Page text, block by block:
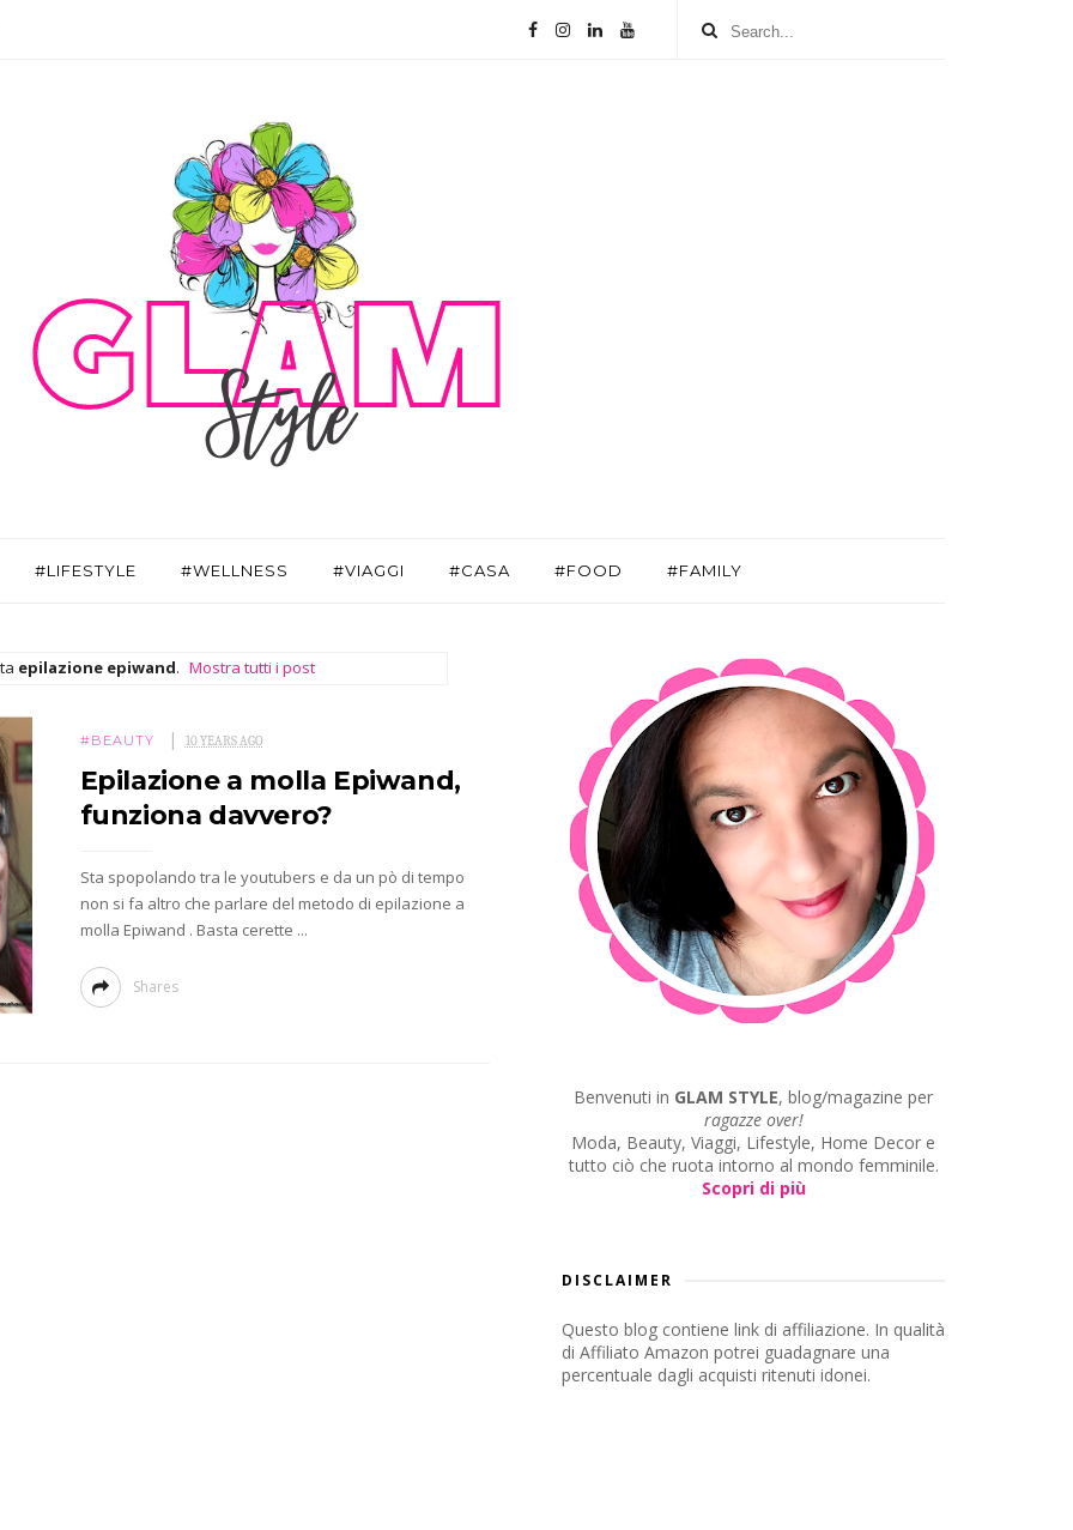
#LIFESTYLE #WELLNESS #VIAGGI #CASA #FOOD #FAMILY
epilazione epiwand. Mostra tutti i post
#BEAUTY 10 YEARS AGO
Epilazione a molla Epiwand,
funziona davvero?
Sta spopolando tra le youtubers e da un pò di tempo
non si fa altro che parlare del metodo di epilazione a
molla Epiwand . Basta cerette ...
Shares
Benvenuti in GLAM STYLE, blog/magazine per
ragazze over!
Moda, Beauty, Viaggi, Lifestyle, Home Decor e
tutto ciò che ruota intorno al mondo femminile.
Scopri di più
DISCLAIMER
Questo blog contiene link di affiliazione. In qualità
di Affiliato Amazon potrei guadagnare una
percentuale dagli acquisti ritenuti idonei.